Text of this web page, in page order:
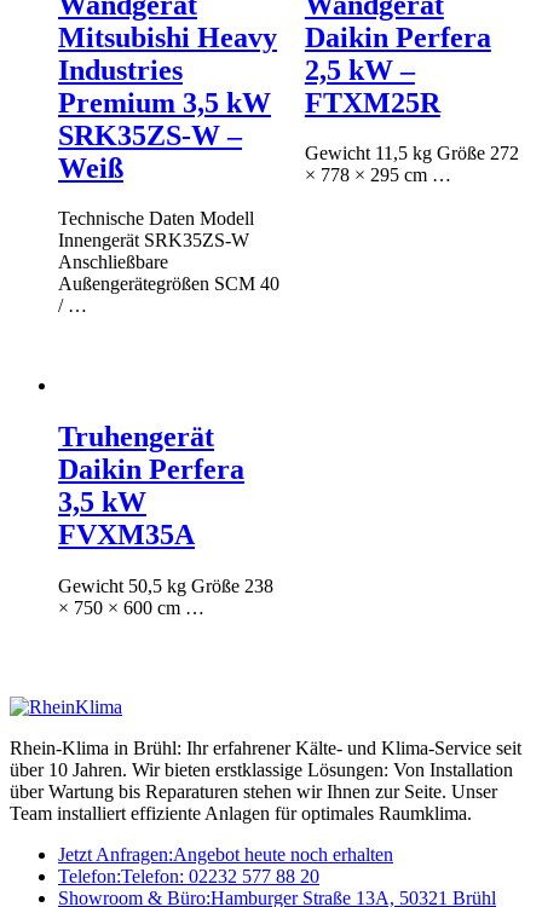
Mitsubishi Heavy
Industries
Premium 3,5 kW
SRK35ZS-W –
Weiß
Technische Daten Modell
Innengerät SRK35ZS-W
Anschließbare
Außengerätegrößen SCM 40
/ …
Daikin Perfera
2,5 kW –
FTXM25R
Gewicht 11,5 kg Größe 272
× 778 × 295 cm …
Truhengerät
Daikin Perfera
3,5 kW
FVXM35A
Gewicht 50,5 kg Größe 238
× 750 × 600 cm …
Rhein-Klima in Brühl: Ihr erfahrener Kälte- und Klima-Service seit
über 10 Jahren. Wir bieten erstklassige Lösungen: Von Installation
über Wartung bis Reparaturen stehen wir Ihnen zur Seite. Unser
Team installiert effiziente Anlagen für optimales Raumklima.
Jetzt Anfragen:Angebot heute noch erhalten
Telefon:Telefon: 02232 577 88 20
Showroom & Büro:Hamburger Straße 13A, 50321 Brühl